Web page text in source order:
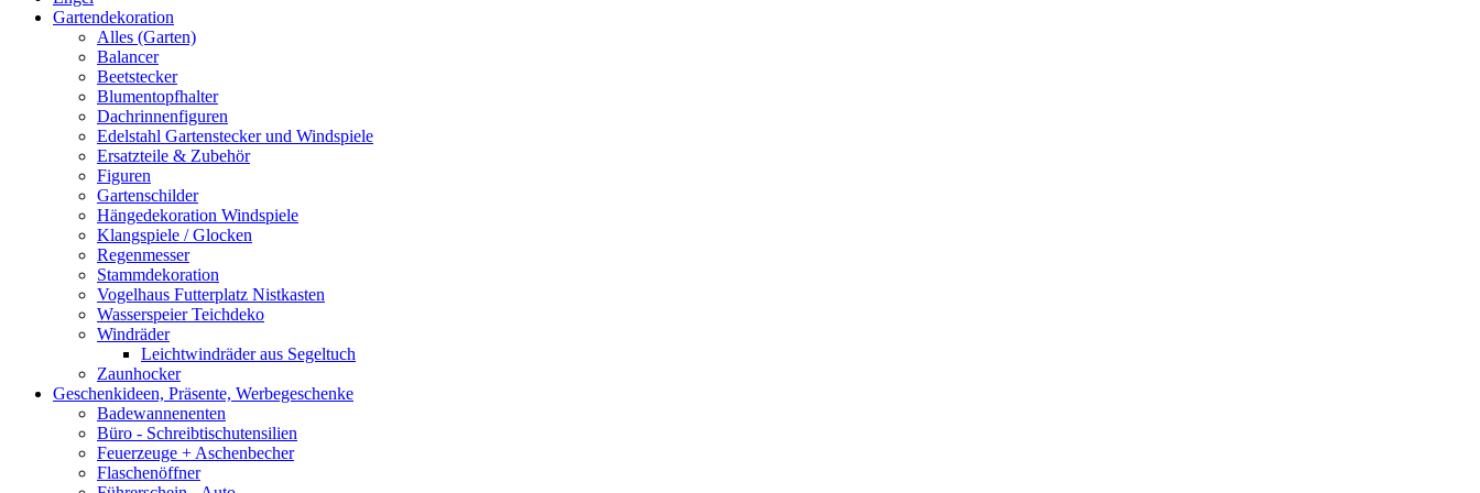
Gartendekoration
Alles (Garten)
Balancer
Beetstecker
Blumentopfhalter
Dachrinnenfiguren
Edelstahl Gartenstecker und Windspiele
Ersatzteile & Zubehör
Figuren
Gartenschilder
Hängedekoration Windspiele
Klangspiele / Glocken
Regenmesser
Stammdekoration
Vogelhaus Futterplatz Nistkasten
Wasserspeier Teichdeko
Windräder
Leichtwindräder aus Segeltuch
Zaunhocker
Geschenkideen, Präsente, Werbegeschenke
Badewannenenten
Büro - Schreibtischutensilien
Feuerzeuge + Aschenbecher
Flaschenöffner